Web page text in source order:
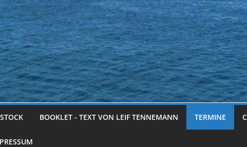
BOOKLET - TEXT VON LEIF TENNEMANN TERMINE